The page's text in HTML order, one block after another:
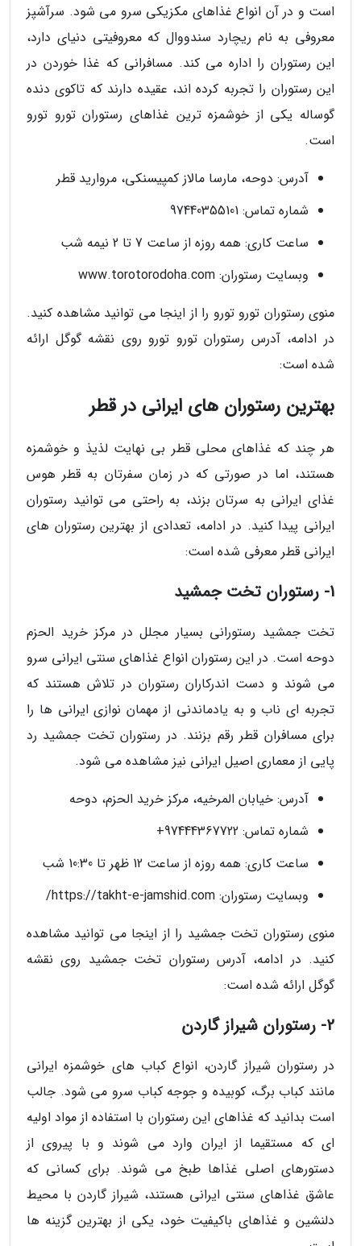
است و در آن انواع غذاهای مکزیکی سرو می شود. سرآشپز
معروفی به نام ریچارد سندووال که معروفیتی دنیای دارد،
این رستوران را اداره می کند. مسافرانی که غذا خوردن در
این رستوران را تجربه کرده اند، عقیده دارند که تاکوی دنده
گوساله یکی از خوشمزه ترین غذاهای رستوران تورو تورو
است.
آدرس: دوحه، مارسا مالاز کمپیسنکی، مروارید قطر
شماره تماس: 97440355101
ساعت کاری: همه روزه از ساعت 7 تا 2 نیمه شب
وبسایت رستوران: www.torotorodoha.com
منوی رستوران تورو تورو را از اینجا می توانید مشاهده کنید.
در ادامه، آدرس رستوران تورو تورو روی نقشه گوگل ارائه
شده است:
بهترین رستوران های ایرانی در قطر
هر چند که غذاهای محلی قطر بی نهایت لذیذ و خوشمزه
هستند، اما در صورتی که در زمان سفرتان به قطر هوس
غذای ایرانی به سرتان بزند، به راحتی می توانید رستوران
ایرانی پیدا کنید. در ادامه، تعدادی از بهترین رستوران های
ایرانی قطر معرفی شده است:
1- رستوران تخت جمشید
تخت جمشید رستورانی بسیار مجلل در مرکز خرید الحزم
دوحه است. در این رستوران انواع غذاهای سنتی ایرانی سرو
می شوند و دست اندرکاران رستوران در تلاش هستند که
تجربه ای ناب و به یادماندنی از مهمان نوازی ایرانی ها را
برای مسافران قطر رقم بزنند. در رستوران تخت جمشید رد
پایی از معماری اصیل ایرانی نیز مشاهده می شود.
آدرس: خیابان المرخیه، مرکز خرید الحزم، دوحه
شماره تماس: 97444367722+
ساعت کاری: همه روزه از ساعت 12 ظهر تا 10:30 شب
وبسایت رستوران: https://takht-e-jamshid.com/
منوی رستوران تخت جمشید را از اینجا می توانید مشاهده
کنید. در ادامه، آدرس رستوران تخت جمشید روی نقشه
گوگل ارائه شده است:
2- رستوران شیراز گاردن
در رستوران شیراز گاردن، انواع کباب های خوشمزه ایرانی
مانند کباب برگ، کوبیده و جوجه کباب سرو می شود. جالب
است بدانید که غذاهای این رستوران با استفاده از مواد اولیه
ای که مستقیما از ایران وارد می شوند و با پیروی از
دستورهای اصلی غذاها طبخ می شوند. برای کسانی که
عاشق غذاهای سنتی ایرانی هستند، شیراز گاردن با محیط
دلنشین و غذاهای باکیفیت خود، یکی از بهترین گزینه ها